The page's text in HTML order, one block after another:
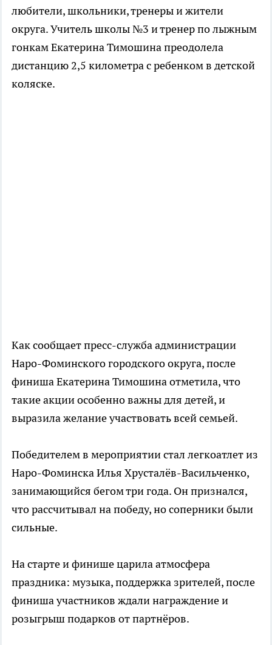
любители, школьники, тренеры и жители
округа. Учитель школы №3 и тренер по лыжным
гонкам Екатерина Тимошина преодолела
дистанцию 2,5 километра с ребенком в детской
коляске.
Как сообщает пресс-служба администрации
Наро-Фоминского городского округа, после
финиша Екатерина Тимошина отметила, что
такие акции особенно важны для детей, и
выразила желание участвовать всей семьей.
Победителем в мероприятии стал легкоатлет из
Наро-Фоминска Илья Хрусталёв-Васильченко,
занимающийся бегом три года. Он признался,
что рассчитывал на победу, но соперники были
сильные.
На старте и финише царила атмосфера
праздника: музыка, поддержка зрителей, после
финиша участников ждали награждение и
розыгрыш подарков от партнёров.